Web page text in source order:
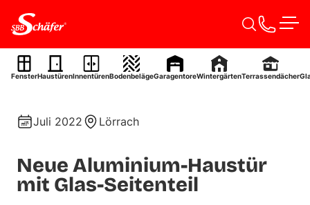
FensterHaustürenInnentürenBodenbelägeGaragentoreWintergärtenTerrassendächer
Aluminium-Haustür
Juli 2022 Lörrach
Neue Aluminium-Haustür
mit Glas-Seitenteil